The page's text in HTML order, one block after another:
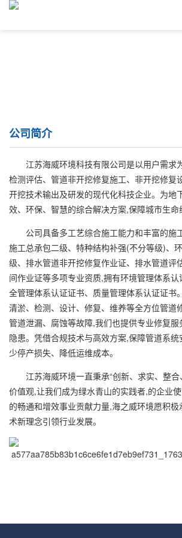
公司简介
江苏海威环境科技有限公司是以用户需求
检测评估、管道非开挖修复施工、非开挖修复
开挖技术输出及研发的现代化科技企业。为地
效、环保、智慧的综合解决方案,保障城市生命
公司具备多工艺综合施工能力和丰富的施
施工总承包二级、特种结构补强(不分等级)、
级、排水管道非开挖修复作业证、排水管道评
间作业证等多项专业资质,拥有环境管理体系
全管理体系认证证书、质量管理体系认证证书
清淤、检测、设计、修复、维养等全方位管道
管道泄漏、腐蚀等故障,我们也提供专业修复
隐患。凭借合规技术与高效方案,保障管道系
少停产损失、降低运维成本。
江苏海威环境一直秉承“创新、求实、整
价值观,让我们成为绿水青山的实践者,的企业
的畅通和增效事业贡献力量,海之威环境愿积极
术新理念引领行业发展。